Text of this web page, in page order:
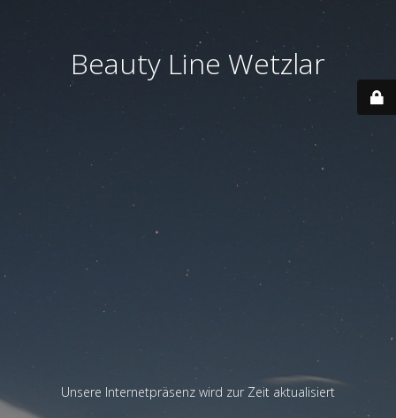
Beauty Line Wetzlar
Unsere Internetpräsenz wird zur Zeit aktualisiert